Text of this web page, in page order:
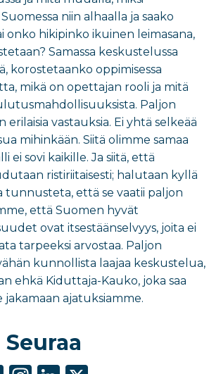
niin alhaalla ja saako
onko hikipinko ikuinen leimasana,
Samassa keskustelussa
korostetaanko oppimisessa
mikä on opettajan rooli ja mitä
Paljon
erilaisia vastauksia. Ei yhtä selkeää
mihinkään. Siitä olimme samaa
ei sovi kaikille. Ja siitä, että
ristiriitaisesti; halutaan kyllä
tunnusteta, että se vaatii paljon
että Suomen hyvät
ovat itsestäänselvyys, joita ei
tarpeeksi arvostaa. Paljon
kunnollista laajaa keskustelua,
ehkä Kiduttaja-Kauko, joka saa
ajatuksiamme.
Seuraa